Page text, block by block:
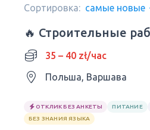
Сортировка: самые новые
🔥 Строительные
35 – 40 zł/час
Польша, Варшава
ОТКЛИК БЕЗ АНКЕТЫ ПИТАНИЕ
БЕЗ ЗНАНИЯ ЯЗЫКА